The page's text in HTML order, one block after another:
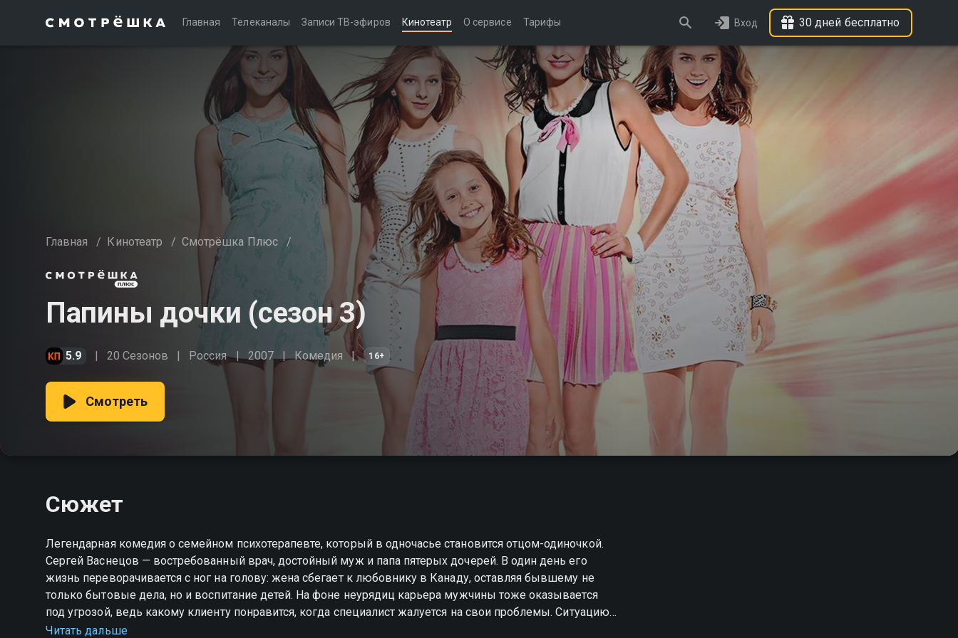
Главная Телеканалы Записи ТВ-эфиров Кинотеатр О сервисе Тарифы Вход 30 дней бесплатно
Главная / Кинотеатр / Смотрёшка Плюс /
Папины дочки (сезон 3)
5.9 20 Сезонов Россия 2007 Комедия 16+
Смотреть
Сюжет
Легендарная комедия о семейном психотерапевте, который в одночасье становится отцом-одиночкой.
Сергей Васнецов — востребованный врач, достойный муж и папа пятерых дочерей. В один день его
жизнь переворачивается с ног на голову: жена сбегает к любовнику в Канаду, оставляя бывшему не
только бытовые дела, но и воспитание детей. На фоне неурядиц карьера мужчины тоже оказывается
под угрозой, ведь какому клиенту понравится, когда специалист жалуется на свои проблемы. Ситуацию
усугубляет и теща Сергея, строгая Антонина Семеновна, живущая в квартире напротив. Но главный
Читать дальше